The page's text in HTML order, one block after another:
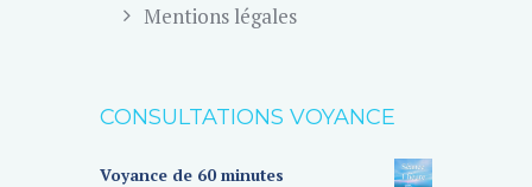
Mentions légales
CONSULTATIONS VOYANCE
Voyance de 60 minutes